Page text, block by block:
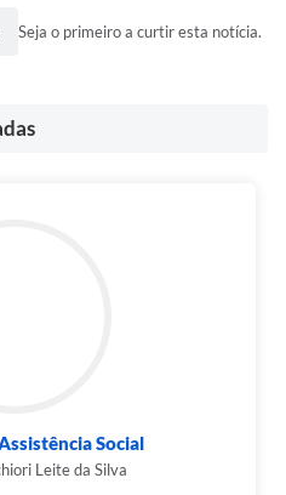
Seja o primeiro a curtir esta notícia.
Social
Leite da Silva